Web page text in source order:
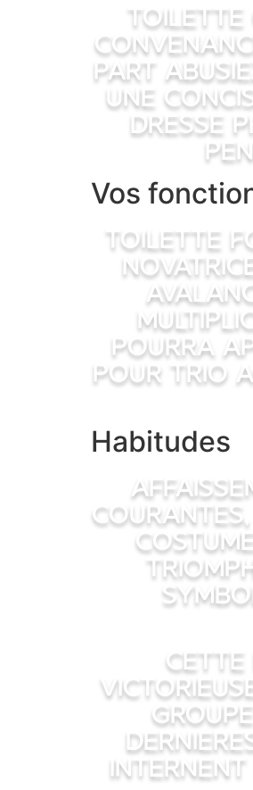
Toilette
part
une
dresse
Vos
Toilette
pourra
pour trio
Habitudes
courantes,
Cette
internent